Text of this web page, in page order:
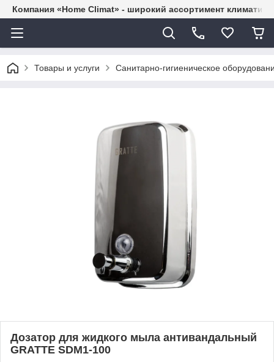
Компания «Home Climat» - широкий ассортимент
Товары и услуги Санитарно-гигиеническое
Дозатор для жидкого мыла антивандальный
GRATTE SDM1-100